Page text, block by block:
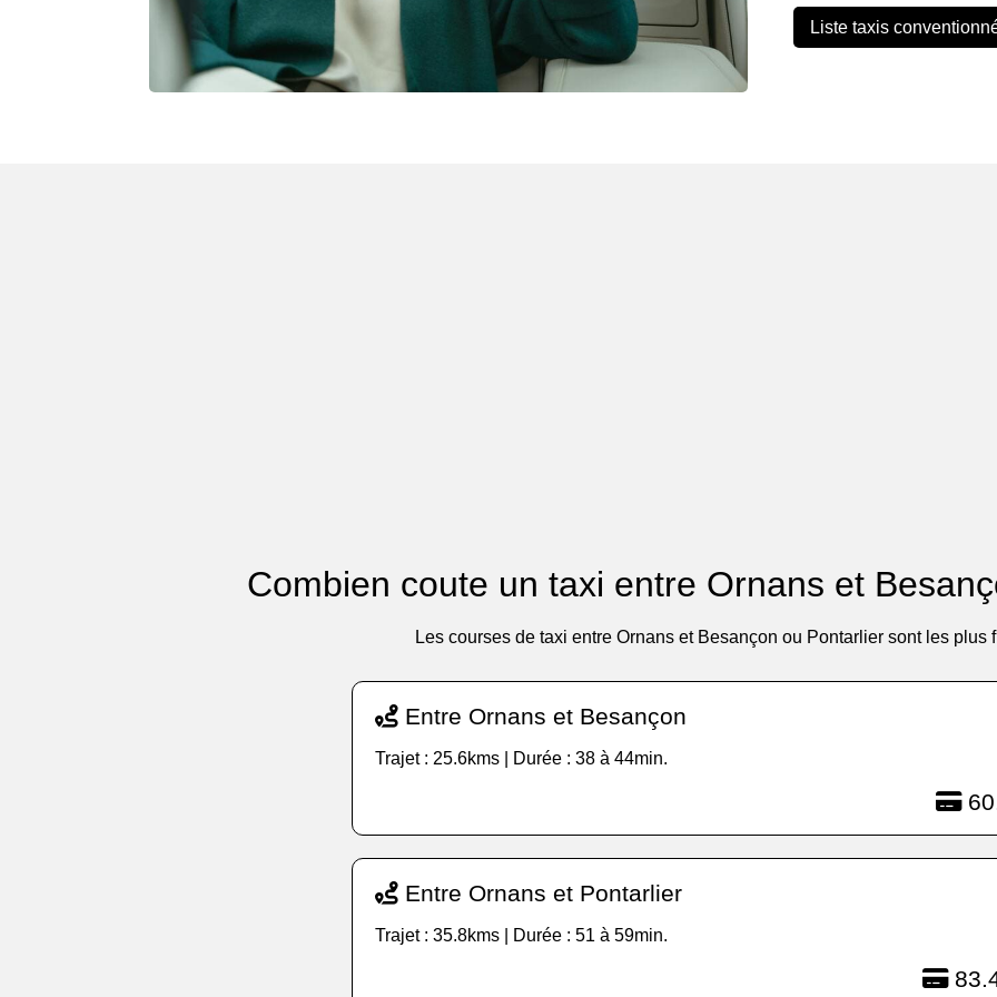
Liste taxis
Combien coute un taxi entre Ornans et
Les courses de taxi entre Ornans et Besançon ou Pontarlier sont les plus
Entre Ornans et Besançon
Trajet : 25.6kms | Durée : 38 à 44min.
Entre Ornans et Pontarlier
Trajet : 35.8kms | Durée : 51 à 59min.